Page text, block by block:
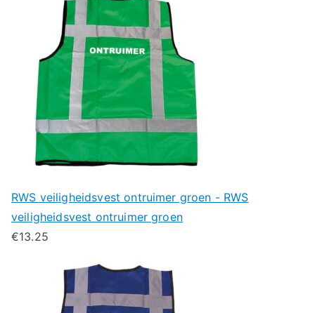
RWS veiligheidsvest ontruimer groen - RWS
veiligheidsvest ontruimer groen
€13.25